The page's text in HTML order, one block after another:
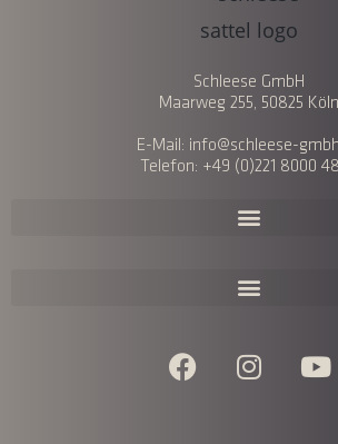
Schleese GmbH
Maarweg 255, 50825 Köln
E-Mail: info@schleese-
Telefon: +49 (0)221 8000